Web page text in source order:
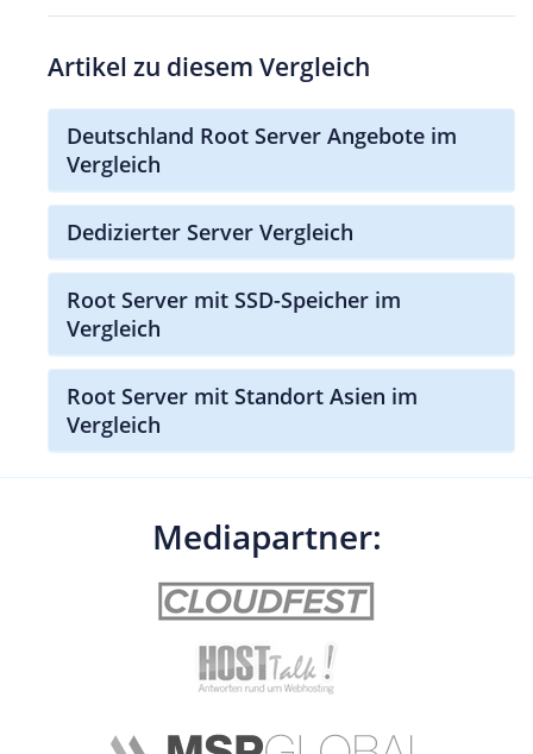
Artikel zu diesem Vergleich
Deutschland Root Server Angebote im
Vergleich
Dedizierter Server Vergleich
Root Server mit SSD-Speicher im
Vergleich
Root Server mit Standort Asien im
Vergleich
Mediapartner: